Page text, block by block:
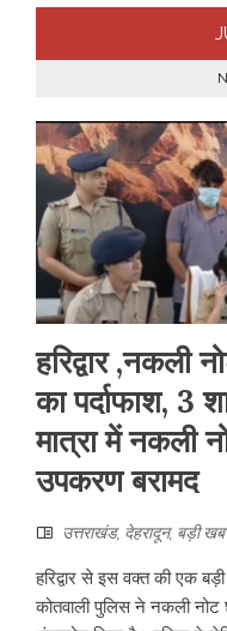
हरिद्वार ,नकली
का पर्दाफाश, 3
मात्रा में नकली
उपकरण बरामद
उत्तराखंड, देहरादून, बड़ी
हरिद्वार से इस वक्त की एक
कोतवाली पुलिस ने नकली